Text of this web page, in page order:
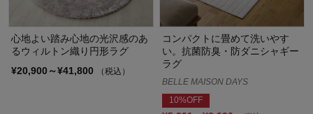
心地よい踏み心地の光沢感のあ
るウィルトン織り円形ラグ
¥20,900～¥41,800
（税込）
コンパクトに畳めて洗いやす
い。抗菌防臭・防ダニシャギー
ラグ
BELLE MAISON DAYS
10%OFF